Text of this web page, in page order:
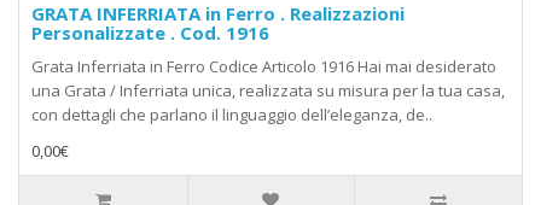
GRATA INFERRIATA in Ferro . Realizzazioni
Personalizzate . Cod. 1916
Grata Inferriata in Ferro Codice Articolo 1916 Hai mai desiderato
una Grata / Inferriata unica, realizzata su misura per la tua casa,
con dettagli che parlano il linguaggio dell’eleganza, de..
0,00€